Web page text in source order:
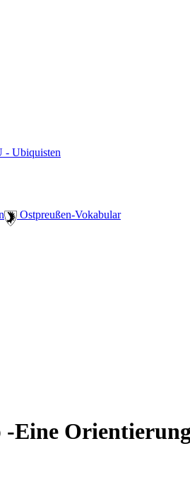
- Ubiquisten
️ Ostpreußen-Vokabular
-Eine